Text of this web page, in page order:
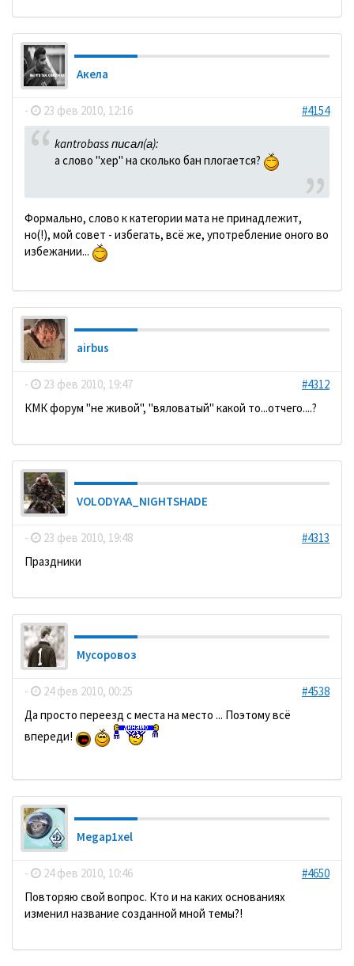
Акела
- 23 фев 2010, 12:16 #4154
kantrobass писал(а):
а слово "хер" на сколько бан плогается?
Формально, слово к категории мата не принадлежит,
но(!), мой совет - избегать, всё же, употребление оного во
избежании...
airbus
- 23 фев 2010, 19:47
#4312
КМК форум "не живой", "вяловатый" какой то...отчего....?
VOLODYAA_NIGHTSHADE
- 23 фев 2010, 19:48
#4313
Праздники
Мусоровоз
- 24 фев 2010, 00:25
#4538
Да просто переезд с места на место ... Поэтому всё
впереди!
Megap1xel
- 24 фев 2010, 10:46
#4650
Повторяю свой вопрос. Кто и на каких основаниях
изменил название созданной мной темы?!